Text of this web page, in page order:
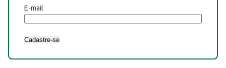
E-mail
Cadastre-se